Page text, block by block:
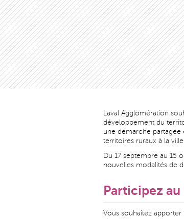
Laval Agglomération
développement du
une démarche partagée
territoires ruraux à la
Du 17 septembre au 15
nouvelles modalités de
Participez
Vous souhaitez